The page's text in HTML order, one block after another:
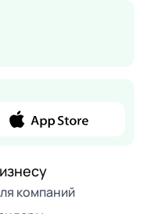
компаний